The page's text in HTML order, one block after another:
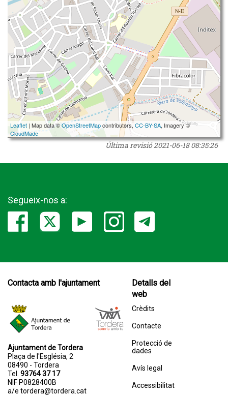
Leaflet | Map data ©OpenStreetMapcontributors, CC-BY-SA, Imagery ©
CloudMade
Última revisió2021-06-18 08:35:26
Segueix-nos a:
Contacta amb l'ajuntament
Ajuntament de Tordera
Plaça de l'Església, 2
08490 - Tordera
Tel. 93764 37 17
NIF P0828400B
a/e tordera@tordera.cat
Detalls del
web
Crèdits
Contacte
Protecció de
dades
Avís legal
Accessibilitat